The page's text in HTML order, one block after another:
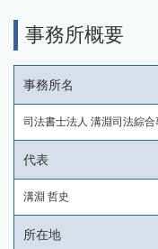
事務所概要
事務所名
司法書士法人 溝淵司法綜合
代表
溝淵 哲史
所在地